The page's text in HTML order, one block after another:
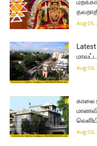
Aug 06,
Aug 06,
காலை
Aug 06,